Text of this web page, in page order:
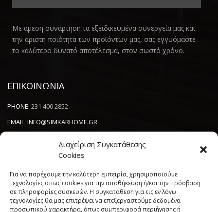
Διαχείριση Συγκατάθεσης
Cookies
Για να παρέχουμε την καλύτερη εμπειρία, χρησιμοποιούμε
τεχνολογίες όπως cookies για την αποθήκευση ή/και την πρόσβαση
σε πληροφορίες συσκευών. Η συγκατάθεση για τις εν λόγω
τεχνολογίες θα μας επιτρέψει να επεξεργαστούμε δεδομένα
προσωπικού χαρακτήρα, όπως συμπεριφορά περιήγησης ή
Με άμεση συνάρτηση τα εξειδικευμένα συνεργεία μας και
την άριστη ποιότητα των προϊόντων μας, σας εγγυόμαστε
το καλύτερο δυνατό αποτέλεσμα, στον σωστό χρόνο.
ΕΠΙΚΟΙΝΩΝΙΑ
PHONE: 231 400 2852
EMAIL: INFO@SIMKARHOME.GR
NEWSLETTER
----------------------